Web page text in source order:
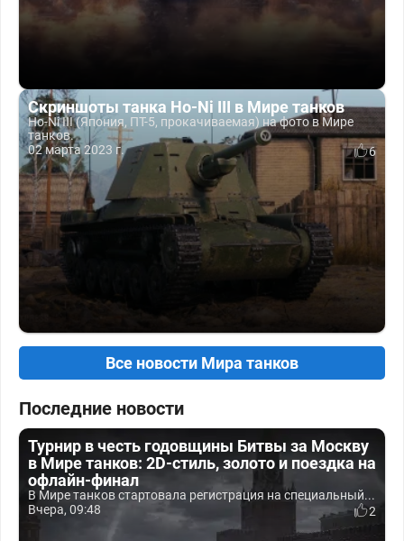
Скриншоты танка Ho-Ni III в Мире танков
Ho-Ni III (Япония, ПТ-5, прокачиваемая) на фото в Мире
танков.
02 марта 2023 г.
6
Все новости Мира танков
Последние новости
Турнир в честь годовщины Битвы за Москву
в Мире танков: 2D-стиль, золото и поездка на
офлайн-финал
В Мире танков стартовала регистрация на специальный...
Вчера, 09:48
2